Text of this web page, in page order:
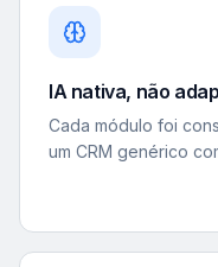
IA nativa, não
Cada módulo foi
um CRM genérico